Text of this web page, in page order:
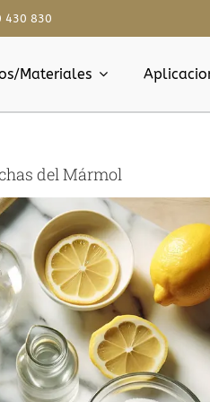
430 830
Materiales
del Mármol